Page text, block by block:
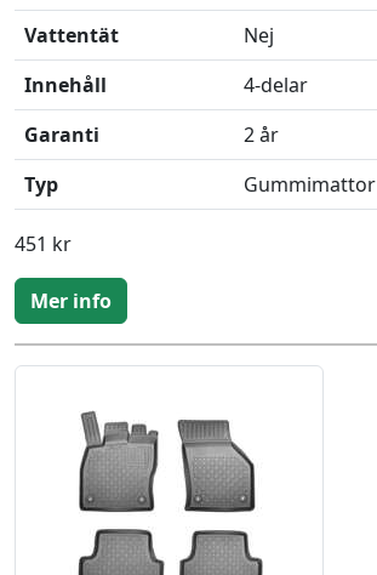
Vattentät
Nej
Innehåll
4-delar
Garanti
2 år
Typ
Gummimattor
451 kr
Mer info